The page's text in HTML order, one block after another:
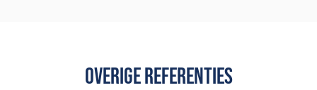
OVERIGE REFERENTIES